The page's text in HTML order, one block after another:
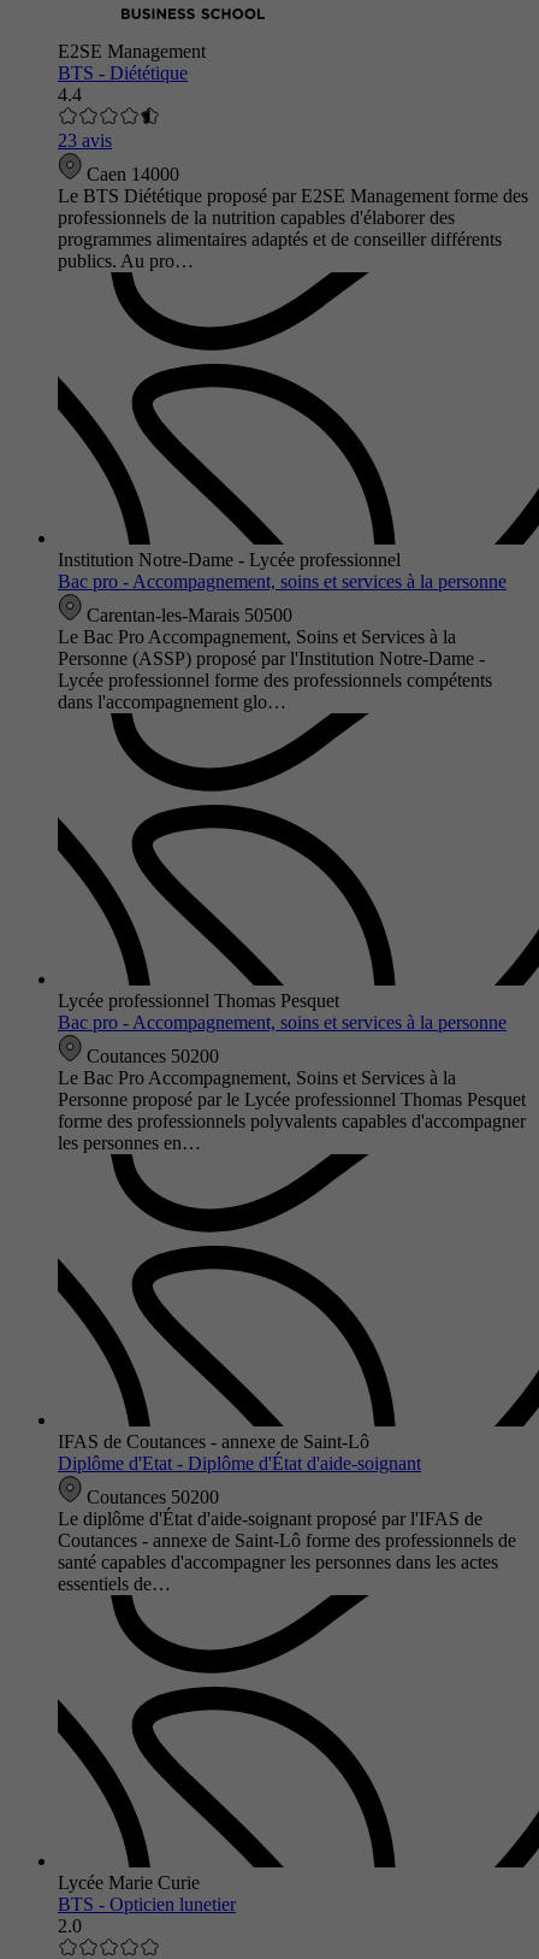
E2SE Management
BTS - Diététique
4.4
23 avis
Caen 14000
Le BTS Diététique proposé par E2SE Management forme des
professionnels de la nutrition capables d'élaborer des
programmes alimentaires adaptés et de conseiller différents
publics. Au pro…
Institution Notre-Dame - Lycée professionnel
Bac pro - Accompagnement, soins et services à la personne
Carentan-les-Marais 50500
Le Bac Pro Accompagnement, Soins et Services à la
Personne (ASSP) proposé par l'Institution Notre-Dame -
Lycée professionnel forme des professionnels compétents
dans l'accompagnement glo…
Lycée professionnel Thomas Pesquet
Bac pro - Accompagnement, soins et services à la personne
Coutances 50200
Le Bac Pro Accompagnement, Soins et Services à la
Personne proposé par le Lycée professionnel Thomas Pesquet
forme des professionnels polyvalents capables d'accompagner
les personnes en…
IFAS de Coutances - annexe de Saint-Lô
Diplôme d'Etat - Diplôme d'État d'aide-soignant
Coutances 50200
Le diplôme d'État d'aide-soignant proposé par l'IFAS de
Coutances - annexe de Saint-Lô forme des professionnels de
santé capables d'accompagner les personnes dans les actes
essentiels de…
Lycée Marie Curie
BTS - Opticien lunetier
2.0